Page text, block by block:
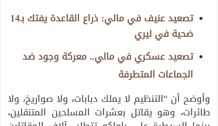
تصعيد عنيف في مالي: ذراع القاعدة يفتك بـ14
ضحية في ليري
تصعيد عسكري في مالي.. معركة وجود ضد
الجماعات المتطرفة
وأوضح أن “التنظيم لا يملك دبابات، ولا صواريخ، ولا
طائرات، وهو يقاتل بعشرات المسلحين المتنقلين،